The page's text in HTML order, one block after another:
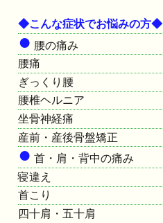
◆こんな症状でお悩みの方◆
● 腰の痛み
腰痛
ぎっくり腰
腰椎ヘルニア
坐骨神経痛
産前・産後骨盤矯正
● 首・肩・背中の痛み
寝違え
首こり
四十肩・五十肩